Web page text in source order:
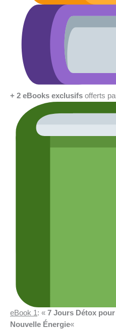
+ 2 eBooks exclusifs offerts
eBook 1: « 7 Jours Détox
Nouvelle Énergie«